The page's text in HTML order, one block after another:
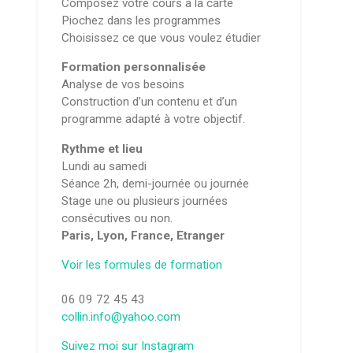
Composez votre cours à la carte
Piochez dans les programmes
Choisissez ce que vous voulez étudier
Formation personnalisée
Analyse de vos besoins
Construction d’un contenu et d’un
programme adapté à votre objectif.
Rythme et lieu
Lundi au samedi
Séance 2h, demi-journée ou journée
Stage une ou plusieurs journées
consécutives ou non.
Paris, Lyon, France, Etranger
Voir les formules de formation
06 09 72 45 43
collin.info@yahoo.com
Suivez moi sur Instagram